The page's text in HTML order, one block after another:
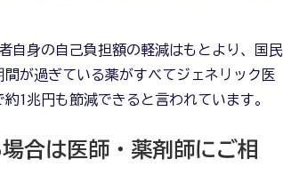
自身の自己負担額の軽減はもとより、国民
が過ぎている薬がすべてジェネリック医
1兆円も節減できると言われています。
合は医師・薬剤師にご相